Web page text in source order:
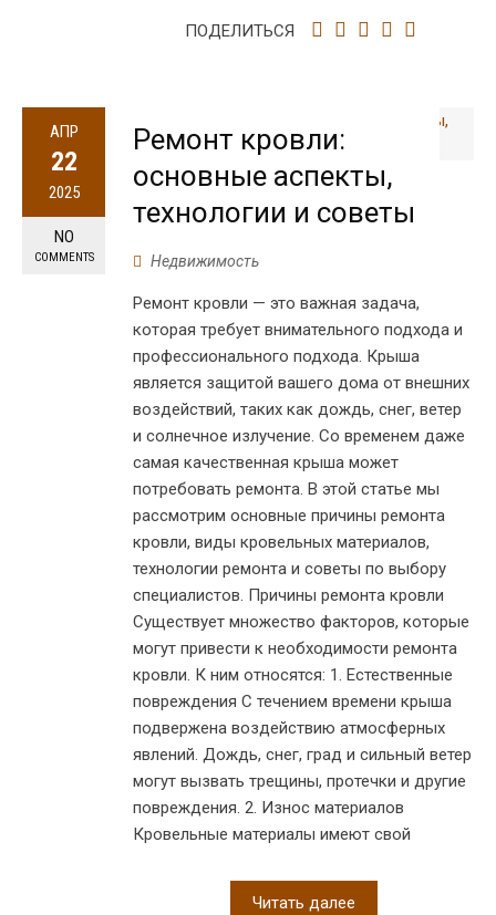
ПОДЕЛИТЬСЯ
АПР
22
2025
NO
COMMENTS
Ремонт кровли:
основные аспекты,
технологии и советы
Недвижимость
Ремонт кровли — это важная задача,
которая требует внимательного подхода и
профессионального подхода. Крыша
является защитой вашего дома от внешних
воздействий, таких как дождь, снег, ветер
и солнечное излучение. Со временем даже
самая качественная крыша может
потребовать ремонта. В этой статье мы
рассмотрим основные причины ремонта
кровли, виды кровельных материалов,
технологии ремонта и советы по выбору
специалистов. Причины ремонта кровли
Существует множество факторов, которые
могут привести к необходимости ремонта
кровли. К ним относятся: 1. Естественные
повреждения С течением времени крыша
подвержена воздействию атмосферных
явлений. Дождь, снег, град и сильный ветер
могут вызвать трещины, протечки и другие
повреждения. 2. Износ материалов
Кровельные материалы имеют свой
Читать далее